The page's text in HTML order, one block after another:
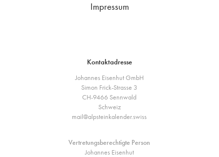
Impressum
Kontaktadresse
Johannes Eisenhut GmbH
Simon Frick-Strasse 3
CH-9466 Sennwald
Schweiz
mail@alpsteinkalender.swiss
Vertretungsberechtigte Person
Johannes Eisenhut